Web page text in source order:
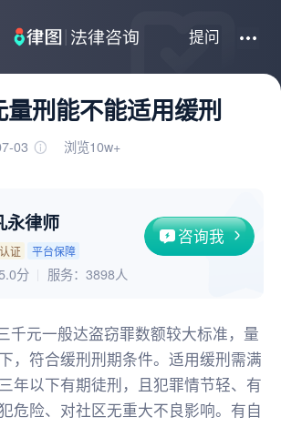
提问
刑能不能适用缓刑
03 浏览10w+
永律师
证 平台保障
咨询我
分 服务： 3898人
千元一般达盗窃罪数额较大标准，量
，符合缓刑刑期条件。适用缓刑需满
年以下有期徒刑，且犯罪情节轻、有
危险、对社区无重大不良影响。有自